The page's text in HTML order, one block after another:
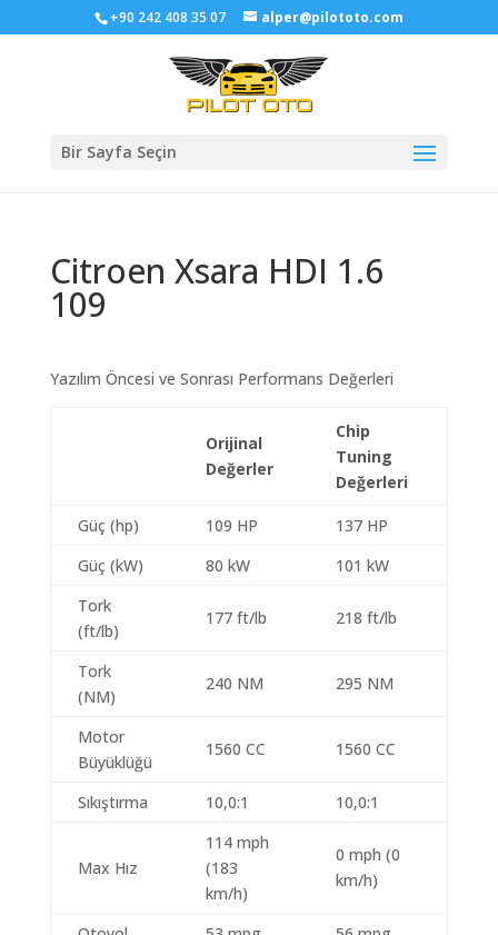
+90 242 408 35 07 alper@pilototo.com
Bir Sayfa Seçin
Citroen Xsara HDI 1.6
109
Yazılım Öncesi ve Sonrası Performans Değerleri
Orijinal
Değerler
Chip
Tuning
Değerleri
Güç (hp) 109 HP
137 HP
Güç (kW)
80 kW
101 kW
Tork
(ft/lb)
177 ft/lb 218 ft/lb
Tork
(NM)
240 NM 295 NM
Motor
Büyüklüğü
1560 CC 1560 CC
Sıkıştırma 10,0:1 10,0:1
Max Hız
114 mph
(183
km/h)
0 mph (0
km/h)